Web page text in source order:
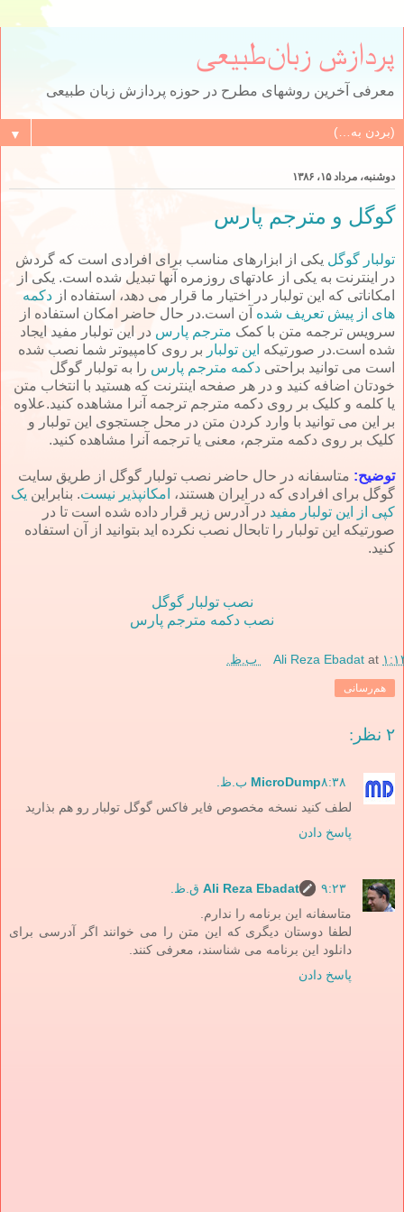
پردازش زبان‌طبیعی
معرفی آخرین روشهای مطرح در حوزه پردازش زبان طبیعی
▼
دوشنبه، مرداد ۱۵، ۱۳۸۶
گوگل و مترجم پارس
تولبار گوگل یکی از ابزارهای مناسب برای افرادی است که گردش
در اینترنت به یکی از عادتهای روزمره آنها تبدیل شده است. یکی از
امکاناتی که این تولبار در اختیار ما قرار می دهد، استفاده از دکمه
های از پیش تعریف شده آن است.در حال حاضر امکان استفاده از
سرویس ترجمه متن با کمک مترجم پارس در این تولبار مفید ایجاد
شده است.در صورتیکه این تولبار بر روی کامپیوتر شما نصب شده
است می توانید براحتی دکمه مترجم پارس را به تولبار گوگل
خودتان اضافه کنید و در هر صفحه اینترنت که هستید با انتخاب متن
یا کلمه و کلیک بر روی دکمه مترجم ترجمه آنرا مشاهده کنید.علاوه
بر این می توانید با وارد کردن متن در محل جستجوی این تولبار و
کلیک بر روی دکمه مترجم، معنی یا ترجمه آنرا مشاهده کنید.
توضیح: متاسفانه در حال حاضر نصب تولبار گوگل از طریق سایت
گوگل برای افرادی که در ایران هستند، امکانپذیر نیست. بنابراین یک
کپی از این تولبار مفید در آدرس زیر قرار داده شده است تا در
صورتیکه این تولبار را تابحال نصب نکرده اید بتوانید از آن استفاده
کنید.
نصب تولبار گوگل
نصب دکمه مترجم پارس
Ali Reza Ebadat at ب.ظ.
هم‌رسانی
۲ نظر:
MicroDump۸:۳۸ ب.ظ.
لطف کنید نسخه مخصوص فایر فاکس گوگل تولبار رو هم بذارید
پاسخ دادن
Ali Reza Ebadat
۹:۲۳ ق.ظ.
متاسفانه این برنامه را ندارم.
لطفا دوستان دیگری که این متن را می خوانند اگر آدرسی برای
دانلود این برنامه می شناسند، معرفی کنند.
پاسخ دادن